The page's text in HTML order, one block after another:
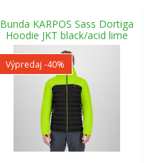
Bunda KARPOS Sass Dortiga
Hoodie JKT black/acid lime
Výpredaj -40%